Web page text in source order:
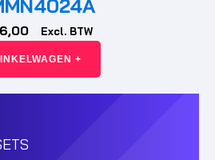
Excl. BTW
+